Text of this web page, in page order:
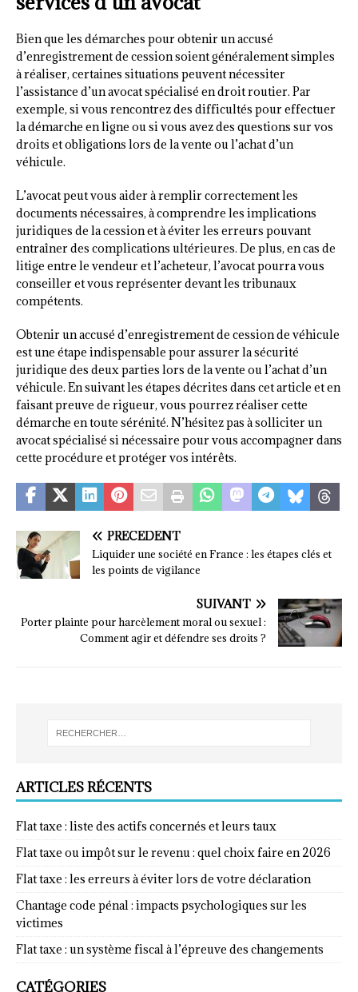
Bien que les démarches pour obtenir un accusé
d’enregistrement de cession soient généralement simples
à réaliser, certaines situations peuvent nécessiter
l’assistance d’un avocat spécialisé en droit routier. Par
exemple, si vous rencontrez des difficultés pour effectuer
la démarche en ligne ou si vous avez des questions sur vos
droits et obligations lors de la vente ou l’achat d’un
véhicule.
L’avocat peut vous aider à remplir correctement les
documents nécessaires, à comprendre les implications
juridiques de la cession et à éviter les erreurs pouvant
entraîner des complications ultérieures. De plus, en cas de
litige entre le vendeur et l’acheteur, l’avocat pourra vous
conseiller et vous représenter devant les tribunaux
compétents.
Obtenir un accusé d’enregistrement de cession de véhicule
est une étape indispensable pour assurer la sécurité
juridique des deux parties lors de la vente ou l’achat d’un
véhicule. En suivant les étapes décrites dans cet article et en
faisant preuve de rigueur, vous pourrez réaliser cette
démarche en toute sérénité. N’hésitez pas à solliciter un
avocat spécialisé si nécessaire pour vous accompagner dans
cette procédure et protéger vos intérêts.
PRÉCÉDENT
Liquider une société en France : les étapes clés et
les points de vigilance
SUIVANT
Porter plainte pour harcèlement moral ou sexuel :
Comment agir et défendre ses droits ?
ARTICLES RÉCENTS
Flat taxe : liste des actifs concernés et leurs taux
Flat taxe ou impôt sur le revenu : quel choix faire en 2026
Flat taxe : les erreurs à éviter lors de votre déclaration
Chantage code pénal : impacts psychologiques sur les
victimes
Flat taxe : un système fiscal à l’épreuve des changements
CATÉGORIES